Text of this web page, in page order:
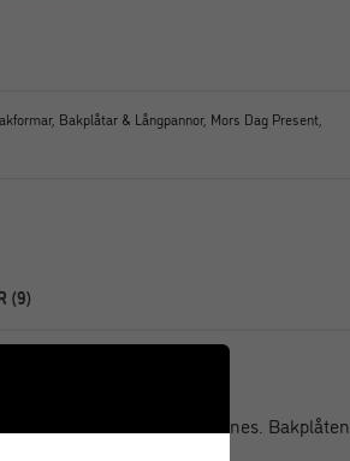
, Bakplåtar & Långpannor, Mors Dag Present
(9)
fjäderlätta franska madeleines. Bakplåten